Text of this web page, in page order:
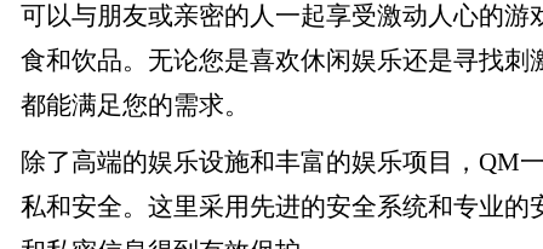
可以与朋友或亲密的人一起享受激动人心的游
食和饮品。无论您是喜欢休闲娱乐还是寻找刺
都能满足您的需求。
除了高端的娱乐设施和丰富的娱乐项目，QM
私和安全。这里采用先进的安全系统和专业的